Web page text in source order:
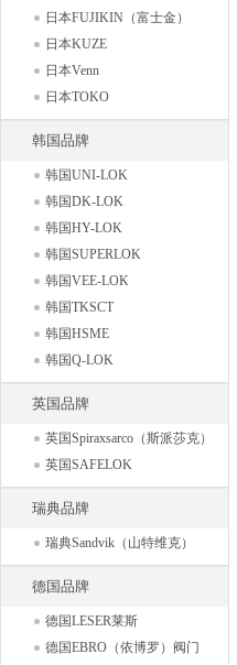
日本FUJIKIN（富士金）
日本KUZE
日本Venn
日本TOKO
韩国品牌
韩国UNI-LOK
韩国DK-LOK
韩国HY-LOK
韩国SUPERLOK
韩国VEE-LOK
韩国TKSCT
韩国HSME
韩国Q-LOK
英国品牌
英国Spiraxsarco（斯派莎克）
英国SAFELOK
瑞典品牌
瑞典Sandvik（山特维克）
德国品牌
德国LESER莱斯
德国EBRO（依博罗）阀门